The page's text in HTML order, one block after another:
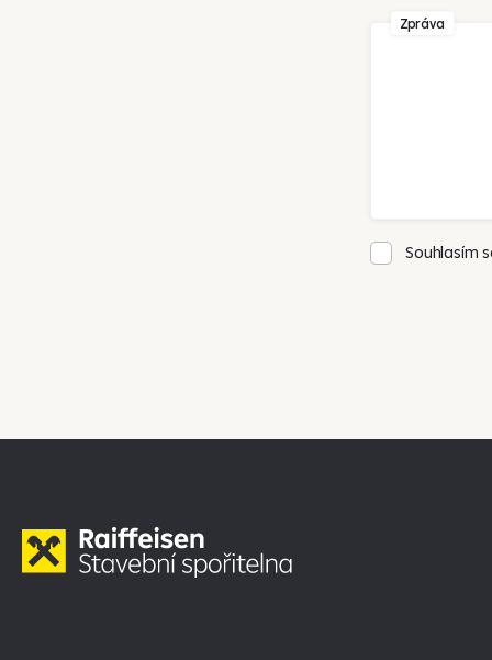
Zpráva
Souhlasím